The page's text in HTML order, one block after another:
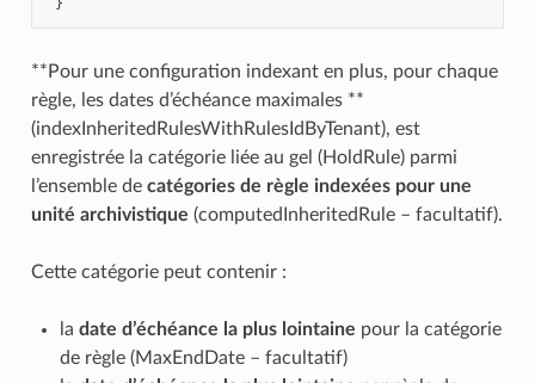
}
**Pour une configuration indexant en plus, pour chaque
règle, les dates d’échéance maximales **
(indexInheritedRulesWithRulesIdByTenant), est
enregistrée la catégorie liée au gel (HoldRule) parmi
l’ensemble de catégories de règle indexées pour une
unité archivistique (computedInheritedRule – facultatif).
Cette catégorie peut contenir :
la date d’échéance la plus lointaine pour la catégorie
de règle (MaxEndDate – facultatif)